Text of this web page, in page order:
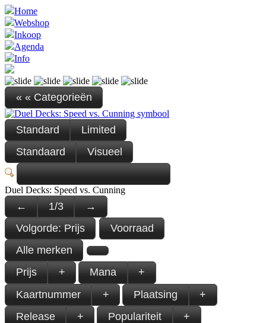
Home
Webshop
Inkoop
Agenda
Info
« « Categorieën
Standard
Limited
Standaard
Visueel
Duel Decks: Speed vs. Cunning
← 1/3
→
Volgorde: Prijs
Voorraad
Alle merken
Prijs
+ Mana
+
Kaartnummer
+ Plaatsing
+
Release
+ Populariteit +